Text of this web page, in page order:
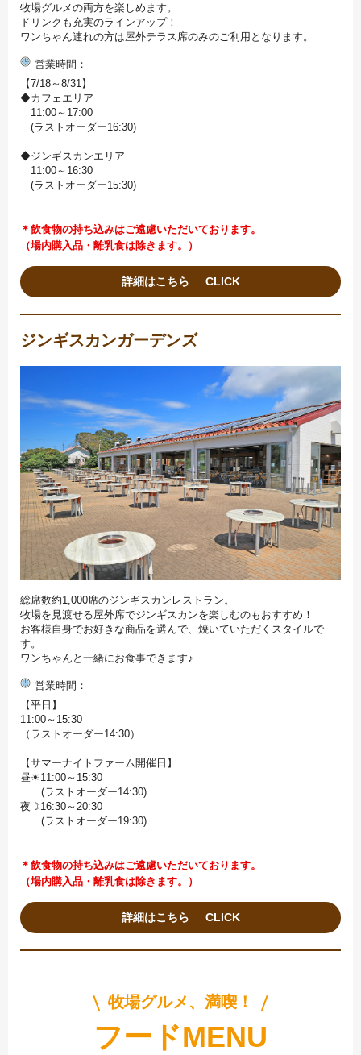
牧場グルメの両方を楽しめます。
ドリンクも充実のラインアップ！
ワンちゃん連れの方は屋外テラス席のみのご利用となります。
営業時間
【7/18～8/31】
◆カフェエリア
11:00～17:00
(ラストオーダー16:30)
◆ジンギスカンエリア
11:00～16:30
(ラストオーダー15:30)
＊飲食物の持ち込みはご遠慮いただいております。
（場内購入品・離乳食は除きます。）
詳細はこちら
ジンギスカンガーデンズ
総席数約1,000席のジンギスカンレストラン。
牧場を見渡せる屋外席でジンギスカンを楽しむのもおすすめ！
お客様自身でお好きな商品を選んで、焼いていただくスタイルで
す。
ワンちゃんと一緒にお食事できます♪
営業時間
【平日】
11:00～15:30
（ラストオーダー14:30）
【サマーナイトファーム開催日】
昼☀11:00～15:30
(ラストオーダー14:30)
夜☽16:30～20:30
(ラストオーダー19:30)
＊飲食物の持ち込みはご遠慮いただいております。
（場内購入品・離乳食は除きます。）
詳細はこちら
牧場グルメ、満喫！
フードMENU